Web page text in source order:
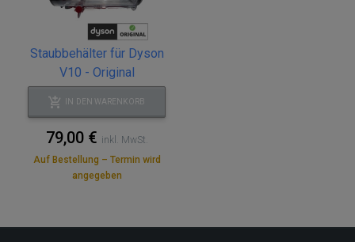
Staubbehälter für Dyson
V10 - Original
IN DEN WARENKORB
79,00 € inkl. MwSt.
Auf Bestellung – Termin wird
angegeben